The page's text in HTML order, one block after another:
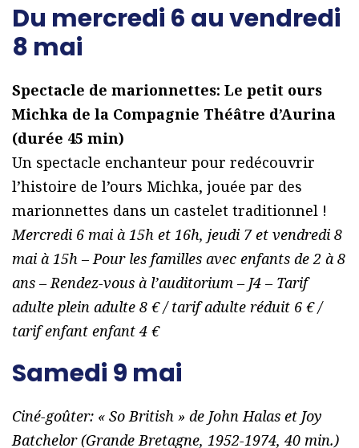
Du mercredi 6 au vendredi
8 mai
Spectacle de marionnettes: Le petit ours
Michka de la Compagnie Théâtre d’Aurina
(durée 45 min)
Un spectacle enchanteur pour redécouvrir
l’histoire de l’ours Michka, jouée par des
marionnettes dans un castelet traditionnel !
Mercredi 6 mai à 15h et 16h, jeudi 7 et vendredi 8
mai à 15h – Pour les familles avec enfants de 2 à 8
ans – Rendez-vous à l’auditorium – J4 – Tarif
adulte plein adulte 8 € / tarif adulte réduit 6 € /
tarif enfant enfant 4 €
Samedi 9 mai
Ciné-goûter: « So British » de John Halas et Joy
Batchelor (Grande Bretagne, 1952-1974, 40 min.)